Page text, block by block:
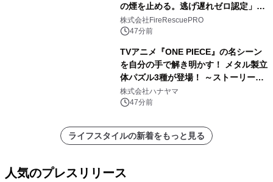
の煙を止める。逃げ遅れゼロ認定」提
供開始
株式会社FireRescuePRO
47分前
TVアニメ『ONE PIECE』の名シーン
を自分の手で解き明かす！ メタル製立
体パズル3種が登場！ ～ストーリーと
ギミックが融合した 大人の体験型パズ
ルが8月7日(金)12時より先行予約受付
株式会社ハナヤマ
47分前
ライフスタイルの新着をもっと見る
人気のプレスリリース